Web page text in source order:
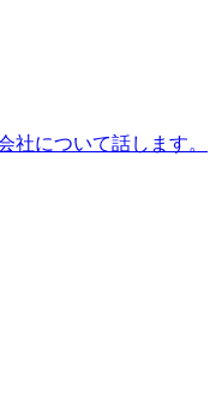
社について話します。